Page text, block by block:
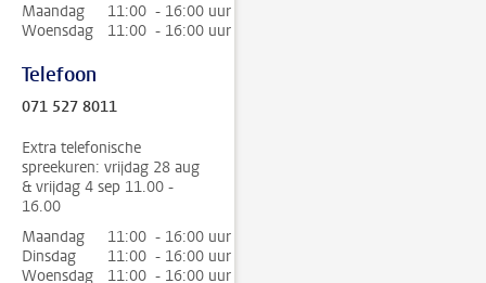
Maandag
11:00 - 16:00 uur
Woensdag
11:00 - 16:00 uur
Telefoon
071 527 8011
Extra telefonische
spreekuren: vrijdag 28 aug
& vrijdag 4 sep 11.00 -
16.00
Maandag
11:00 - 16:00 uur
Dinsdag
11:00 - 16:00 uur
Woensdag
11:00 - 16:00 uur